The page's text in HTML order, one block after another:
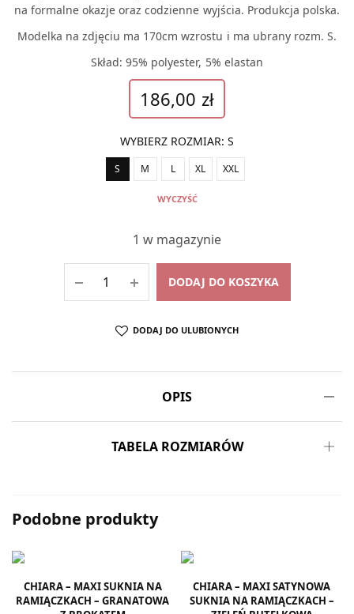
na formalne okazje oraz codzienne wyjścia. Produkcja polska.
Modelka na zdjęciu ma 170cm wzrostu i ma ubrany rozm. S.
Skład: 95% polyester, 5% elastan
186,00 zł
WYBIERZ ROZMIAR: S
S M L XL XXL
WYCZYŚĆ
1 w magazynie
DODAJ DO KOSZYKA
DODAJ DO ULUBIONYCH
OPIS
TABELA ROZMIARÓW
Podobne produkty
CHIARA – MAXI SUKNIA NA
RAMIĄCZKACH – GRANATOWA
CHIARA – MAXI SATYNOWA
SUKNIA NA RAMIĄCZKACH –